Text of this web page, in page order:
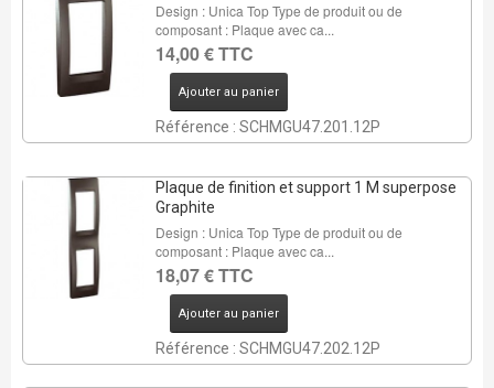
Design : Unica Top Type de produit ou de
composant : Plaque avec ca...
14,00 € TTC
Ajouter au panier
Référence : SCHMGU47.201.12P
Plaque de finition et support 1 M superpose
Graphite
Design : Unica Top Type de produit ou de
composant : Plaque avec ca...
18,07 € TTC
Ajouter au panier
Référence : SCHMGU47.202.12P